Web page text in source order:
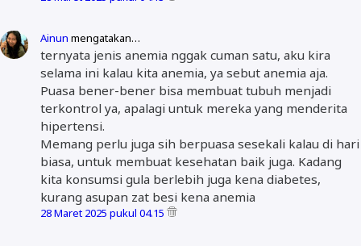
Ainun mengatakan…
ternyata jenis anemia nggak cuman satu, aku kira
selama ini kalau kita anemia, ya sebut anemia aja.
Puasa bener-bener bisa membuat tubuh menjadi
terkontrol ya, apalagi untuk mereka yang menderita
hipertensi.
Memang perlu juga sih berpuasa sesekali kalau di hari
biasa, untuk membuat kesehatan baik juga. Kadang
kita konsumsi gula berlebih juga kena diabetes,
kurang asupan zat besi kena anemia
28 Maret 2025 pukul 04.15